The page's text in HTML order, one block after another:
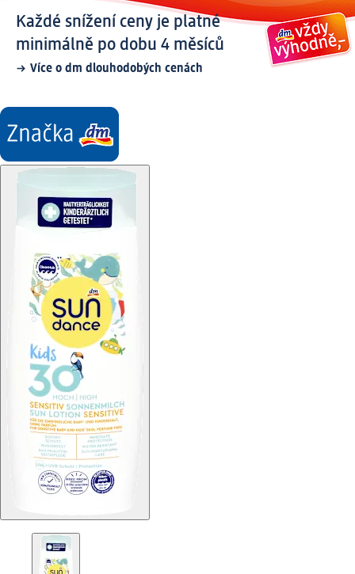
Každé snížení ceny je platné
minimálně po dobu 4 měsíců
Více o dm dlouhodobých cenách